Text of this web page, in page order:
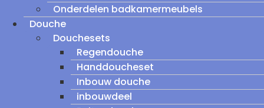
Onderdelen badkamermeubels
Douche
Douchesets
Regendouche
Handdoucheset
Inbouw douche
inbouwdeel